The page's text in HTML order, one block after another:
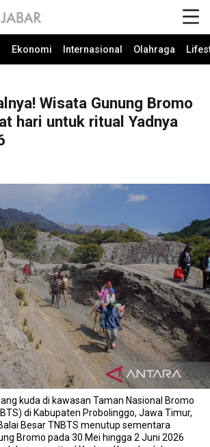
Ekonomi Internasional Olahraga
Wisata Gunung Bromo
hari untuk ritual Yadnya
kuda di kawasan Taman Nasional Bromo
di Kabupaten Probolinggo, Jawa Timur,
Besar TNBTS menutup sementara
Bromo pada 30 Mei hingga 2 Juni 2026